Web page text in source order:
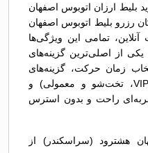
بلیط ارزان اتوبوس اصفهان
رزرو بلیط اتوبوس اصفهان
تمامی این ویژگی‌ها
از اصلی‌ترین گزینه‌های
زمان حرکت، گزینه‌های
متنوع در انتخاب نوع اتوبوس (VIP، تخت‌شو و معمولی) و
راحت و بدون استرس
هشترود (سراسکندر) از